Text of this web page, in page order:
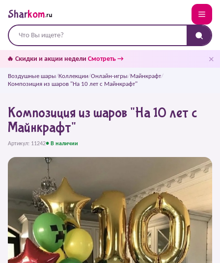
Sharkom.ru
🔥 Скидки и акции недели Смотреть → ✕
Воздушные шары/Коллекции/Онлайн-игры/Майнкрафт/
Композиция из шаров "На 10 лет с Майнкрафт"
Композиция из шаров "На 10 лет с
Майнкрафт"
Артикул: 11242● В наличии